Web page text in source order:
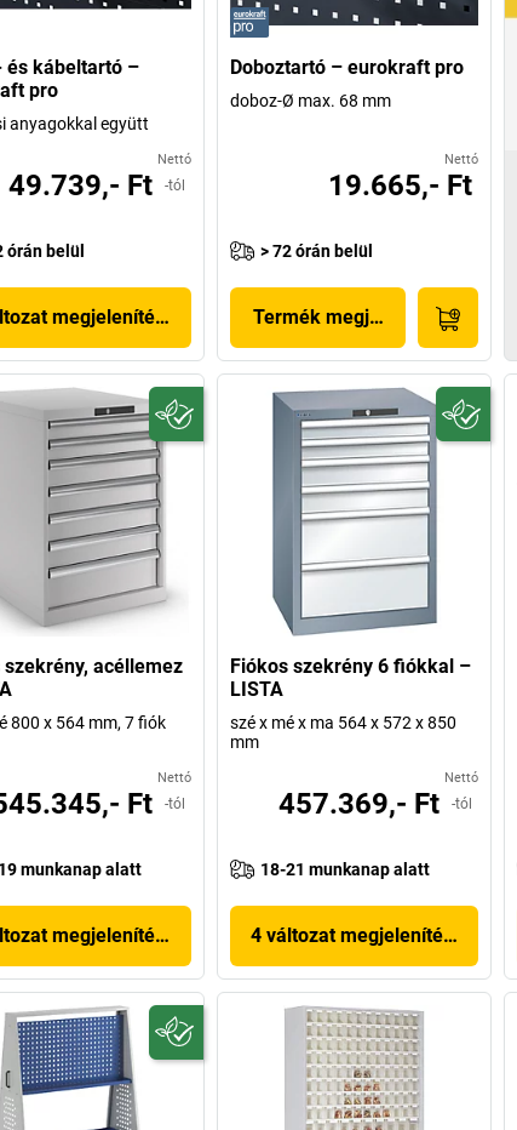
és kábeltartó –
pro
anyagokkal együtt
Nettó
49.739,- Ft -tól
órán belül
megjelenítése
Doboztartó – eurokraft pro
doboz-Ø max. 68 mm
Nettó
19.665,- Ft
> 72 órán belül
Termék megjelenítése
szekrény, acéllemez
800 x 564 mm, 7 fiók
Nettó
Ft -tól
munkanap alatt
megjelenítése
Fiókos szekrény 6 fiókkal –
LISTA
szé x mé x ma 564 x 572 x 850
mm
Nettó
457.369,- Ft -tól
18-21 munkanap alatt
4 változat megjelenítése